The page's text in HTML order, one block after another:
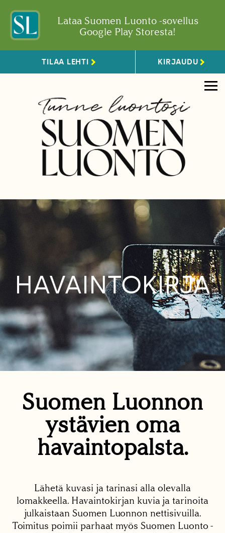
Lataa Suomen Luonto -sovellus
Google Play Storesta!
TILAA LEHTI KIRJAUDU
HAVAINTOKIRJA
Suomen Luonnon
ystävien oma
havaintopalsta.
Lähetä kuvasi ja tarinasi alla olevalla
lomakkeella. Havaintokirjan kuvia ja tarinoita
julkaistaan Suomen Luonnon nettisivuilla.
Toimitus poimii parhaat myös Suomen Luonto -